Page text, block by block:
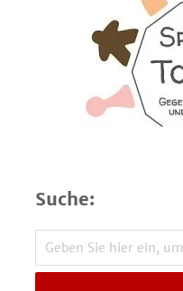
Suche: